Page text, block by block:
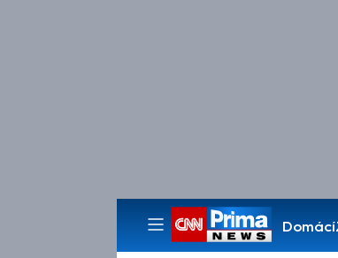
Domácí
Pořady